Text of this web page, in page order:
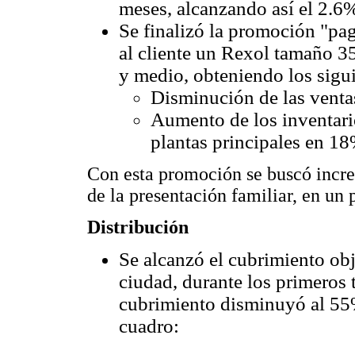
meses, alcanzando así el
Se finalizó la promoción
al cliente un Rexol tamaño
y medio, obteniendo los
Disminución de las
Aumento de los
plantas principales en
Con esta promoción se buscó
de la presentación familiar, en un
Distribución
Se alcanzó el cubrimiento
ciudad, durante los primeros
cubrimiento disminuyó al
cuadro: